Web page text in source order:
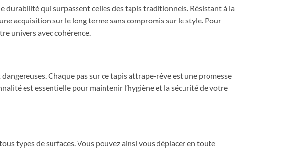
durabilité qui surpassent celles des tapis traditionnels. Résistant à la
acquisition sur le long terme sans compromis sur le style. Pour
univers avec cohérence.
Chaque pas sur ce tapis attrape-rêve est une promesse
est essentielle pour maintenir l’hygiène et la sécurité de votre
types de surfaces. Vous pouvez ainsi vous déplacer en toute